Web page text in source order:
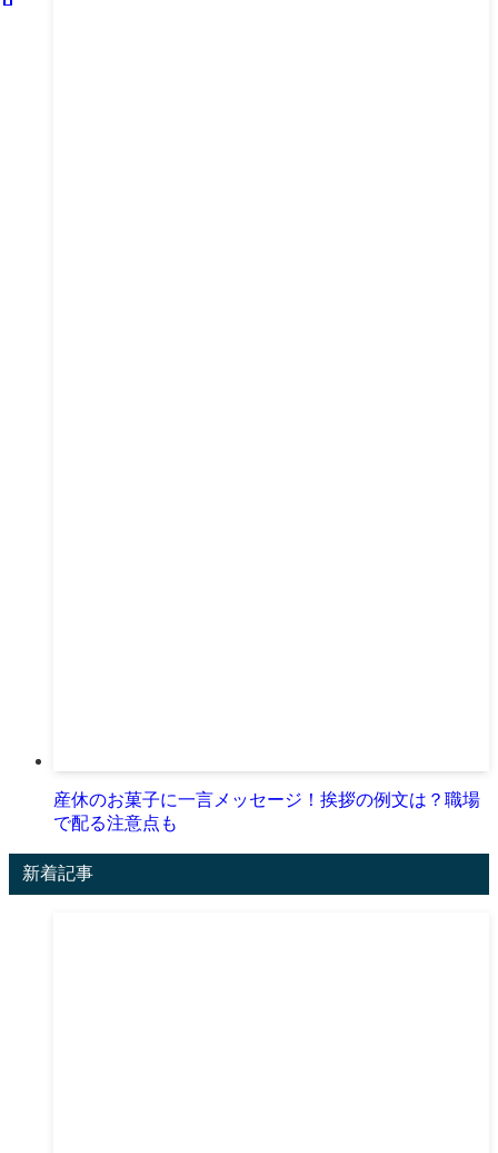
産休のお菓子に一言メッセージ！挨拶の例文は？職場
で配る注意点も
新着記事